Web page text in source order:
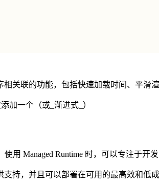
关联的功能，包括快速加载时间、平滑渲
加一个（或_渐进式_）
用 Managed Runtime 时，可以专注于开
持，并且可以部署在可用的最高效和低